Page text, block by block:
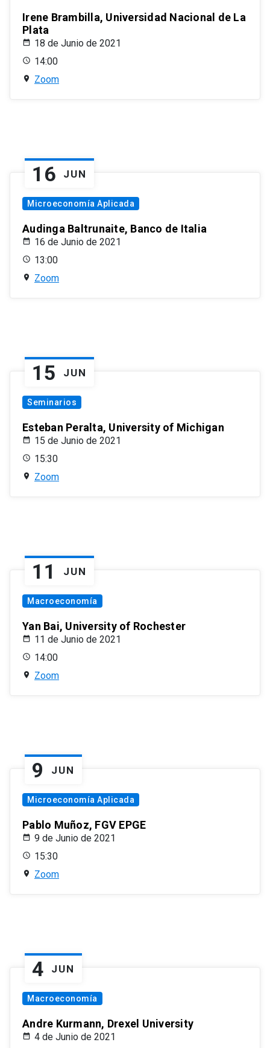
Irene Brambilla, Universidad Nacional de La
Plata
18 de Junio de 2021
14:00
Zoom
16 JUN
Microeconomía Aplicada
Audinga Baltrunaite, Banco de Italia
16 de Junio de 2021
13:00
Zoom
15 JUN
Seminarios
Esteban Peralta, University of Michigan
15 de Junio de 2021
15:30
Zoom
11 JUN
Macroeconomía
Yan Bai, University of Rochester
11 de Junio de 2021
14:00
Zoom
9 JUN
Microeconomía Aplicada
Pablo Muñoz, FGV EPGE
9 de Junio de 2021
15:30
Zoom
4 JUN
Macroeconomía
Andre Kurmann, Drexel University
4 de Junio de 2021